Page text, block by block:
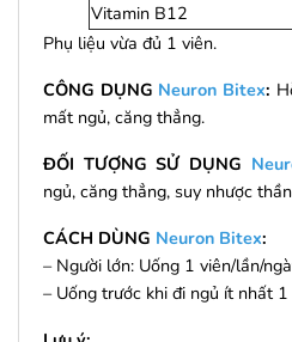
Vitamin B12
Phụ liệu vừa đủ 1 viên.
CÔNG DỤNG Neuron Bitex:
mất ngủ, căng thẳng.
ĐỐI TƯỢNG SỬ DỤNG
ngủ, căng thẳng, suy nhược
CÁCH DÙNG Neuron Bitex:
– Người lớn: Uống 1 viên/lần/
– Uống trước khi đi ngủ ít nhất 1